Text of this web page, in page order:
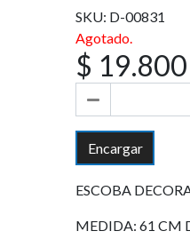
SKU: D-00831
Agotado.
$ 19.800
Encargar
ESCOBA
MEDIDA: 61 CM